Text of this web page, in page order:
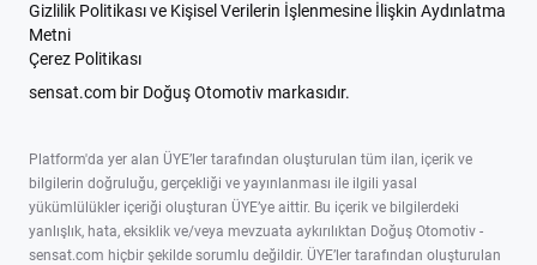
Gizlilik Politikası ve Kişisel Verilerin İşlenmesine İlişkin Aydınlatma
Metni
Çerez Politikası
sensat.com bir Doğuş Otomotiv markasıdır.
Platform'da yer alan ÜYE’ler tarafından oluşturulan tüm ilan, içerik ve
bilgilerin doğruluğu, gerçekliği ve yayınlanması ile ilgili yasal
yükümlülükler içeriği oluşturan ÜYE’ye aittir. Bu içerik ve bilgilerdeki
yanlışlık, hata, eksiklik ve/veya mevzuata aykırılıktan Doğuş Otomotiv -
sensat.com hiçbir şekilde sorumlu değildir. ÜYE’ler tarafından oluşturulan